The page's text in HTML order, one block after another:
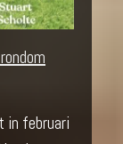
in februari